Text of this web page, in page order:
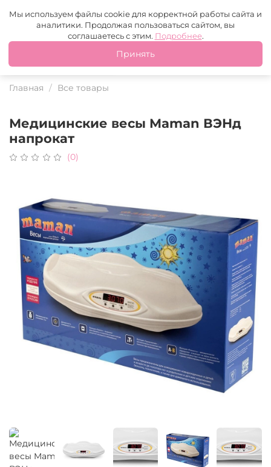
Москва +7 (499) 110-97-95 MAX Tg
Это ваш город?
Главная Все товары
Медицинские весы Maman ВЭНд
напрокат
(0)
Мы используем файлы cookie для корректной работы сайта и
аналитики. Продолжая пользоваться сайтом, вы
соглашаетесь с этим. Подробнее.
Принять